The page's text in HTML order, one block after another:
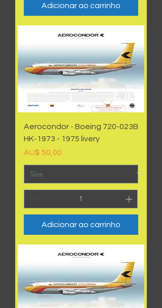
Adicionar ao carrinho
Aerocondor - Boeing 720-023B
HK-1973 - 1975 livery
Preço
AU$ 50,00
Adicionar ao carrinho